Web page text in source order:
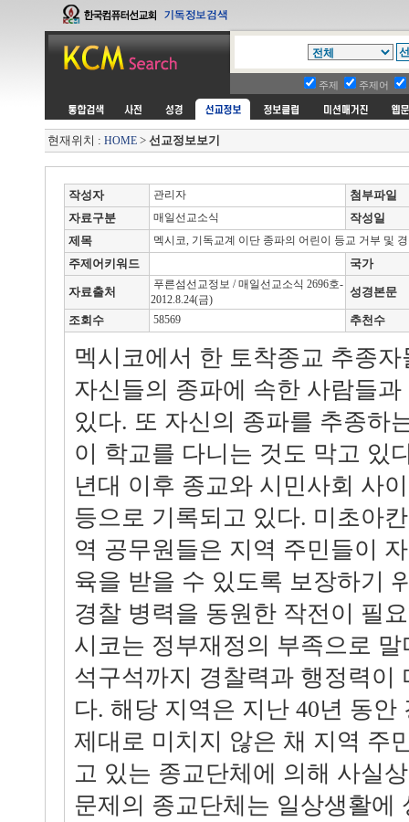
주제 주제어
현재위치 : HOME > 선교정보보기
작성자 관리자
첨부파일
자료구분
매일선교소식
작성일
제목
멕시코, 기독교계 이단 종파의 어린이 등교 거부 및
주제어키워드 국가
자료출처
푸른섬선교정보 / 매일선교소식 2696호-
2012.8.24(금)
성경본문
조회수 58569 추천수
멕시코에서 한 토착종교 추종
자신들의 종파에 속한 사람들
있다. 또 자신의 종파를 추종하
이 학교를 다니는 것도 막고 있
년대 이후 종교와 시민사회 사
등으로 기록되고 있다. 미초아
역 공무원들은 지역 주민들이
육을 받을 수 있도록 보장하기
경찰 병력을 동원한 작전이 필
시코는 정부재정의 부족으로
석구석까지 경찰력과 행정력이
다. 해당 지역은 지난 40년 동안
제대로 미치지 않은 채 지역 주
고 있는 종교단체에 의해 사실
문제의 종교단체는 일상생활에